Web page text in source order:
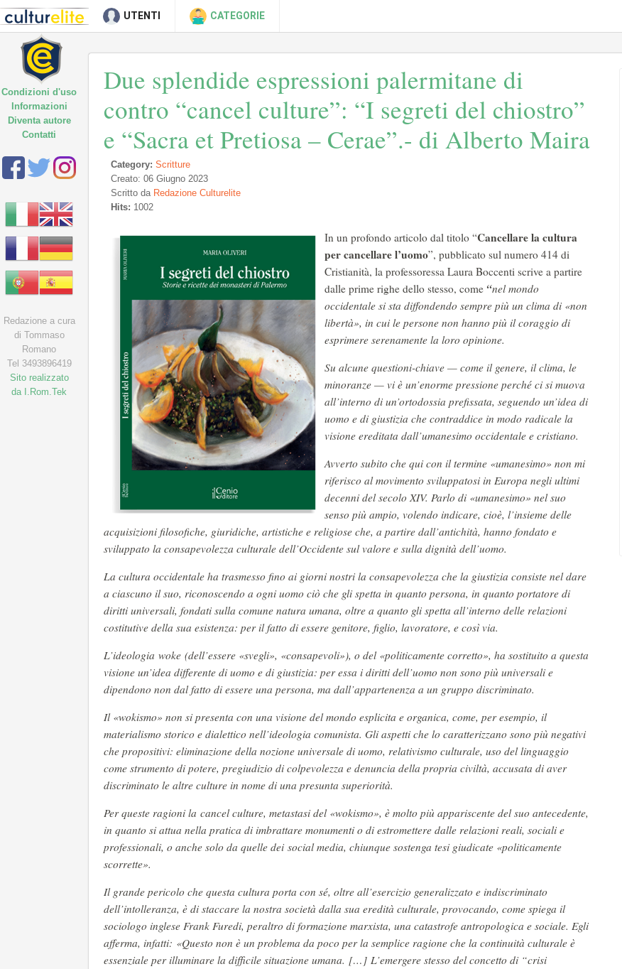
UTENTI CATEGORIE
Due splendide espressioni palermitane di
contro “cancel culture”: “I segreti del chiostro”
e “Sacra et Pretiosa – Cerae”.- di Alberto Maira
Category: Scritture
Creato: 06 Giugno 2023
Scritto da Redazione Culturelite
Hits: 1002
In un profondo articolo dal titolo “Cancellare la cultura
per cancellare l’uomo”, pubblicato sul numero 414 di
Cristianità, la professoressa Laura Boccenti scrive a partire
dalle prime righe dello stesso, come “nel mondo
occidentale si sta diffondendo sempre più un clima di «non
libertà», in cui le persone non hanno più il coraggio di
esprimere serenamente la loro opinione.
Su alcune questioni-chiave — come il genere, il clima, le
minoranze — vi è un’enorme pressione perché ci si muova
all’interno di un’orto­dossia prefissata, seguendo un’idea di
uomo e di giustizia che contraddice in modo radicale la
visione ereditata dall’umanesimo occidentale e cristiano.
Avverto subito che qui con il termine «umanesimo» non mi
riferisco al movimento sviluppatosi in Europa negli ultimi
decenni del secolo XIV. Parlo di «umanesimo» nel suo
senso più ampio, volendo indicare, cioè, l’in­sieme delle
acquisizioni filosofiche, giuridiche, artistiche e religiose che, a partire dall’antichità, hanno fondato e
sviluppato la consapevolezza culturale dell’Occidente sul valore e sulla dignità dell’uomo.
La cultura occidentale ha trasmesso fino ai giorni nostri la consapevolezza che la giustizia consiste nel dare
a ciascuno il suo, riconoscendo a ogni uomo ciò che gli spetta in quanto persona, in quanto portatore di
diritti universali, fondati sulla comune natura umana, oltre a quanto gli spetta all’interno delle relazioni
costitutive della sua esistenza: per il fatto di essere genitore, figlio, lavoratore, e così via.
L’ideologia woke (dell’essere «svegli», «consapevoli»), o del «politicamente corretto», ha sostituito a questa
visione un’idea differente di uomo e di giustizia: per essa i diritti dell’uomo non sono più universali e
dipendono non dal fatto di essere una persona, ma dall’appartenenza a un gruppo discriminato.
Il «wokismo» non si presenta con una visione del mondo esplicita e organica, come, per esempio, il
materialismo storico e dialettico nell’i­deologia comunista. Gli aspetti che lo caratterizzano sono più negativi
che propositivi: eliminazione della nozione universale di uomo, relativismo culturale, uso del linguaggio
come strumento di potere, pregiudizio di colpevolezza e denuncia della propria civiltà, accusata di aver
discriminato le altre culture in nome di una presunta superiorità.
Per queste ragioni la cancel culture, metastasi del «wokismo», è molto più appariscente del suo antecedente,
in quanto si attua nella pratica di imbrattare monumenti o di estromettere dalle relazioni reali, sociali e
professionali, o anche solo da quelle dei social media, chiunque sostenga tesi giudicate «politicamente
scorrette».
Il grande pericolo che questa cultura porta con sé, oltre all’esercizio generalizzato e indiscriminato
dell’intolleranza, è di staccare la nostra società dalla sua eredità culturale, provocando, come spiega il
sociologo inglese Frank Furedi, peraltro di formazione marxista, una catastrofe antropologica e sociale. Egli
afferma, infatti: «Questo non è un problema da poco per la semplice ragione che la continuità culturale è
essenziale per illuminare la difficile situazione umana. […] L’emergere stesso del concetto di “crisi
Condizioni d'uso
Informazioni
Diventa autore
Contatti
Redazione a cura
di Tommaso
Romano
Tel 3493896419
Sito realizzato
da I.Rom.Tek